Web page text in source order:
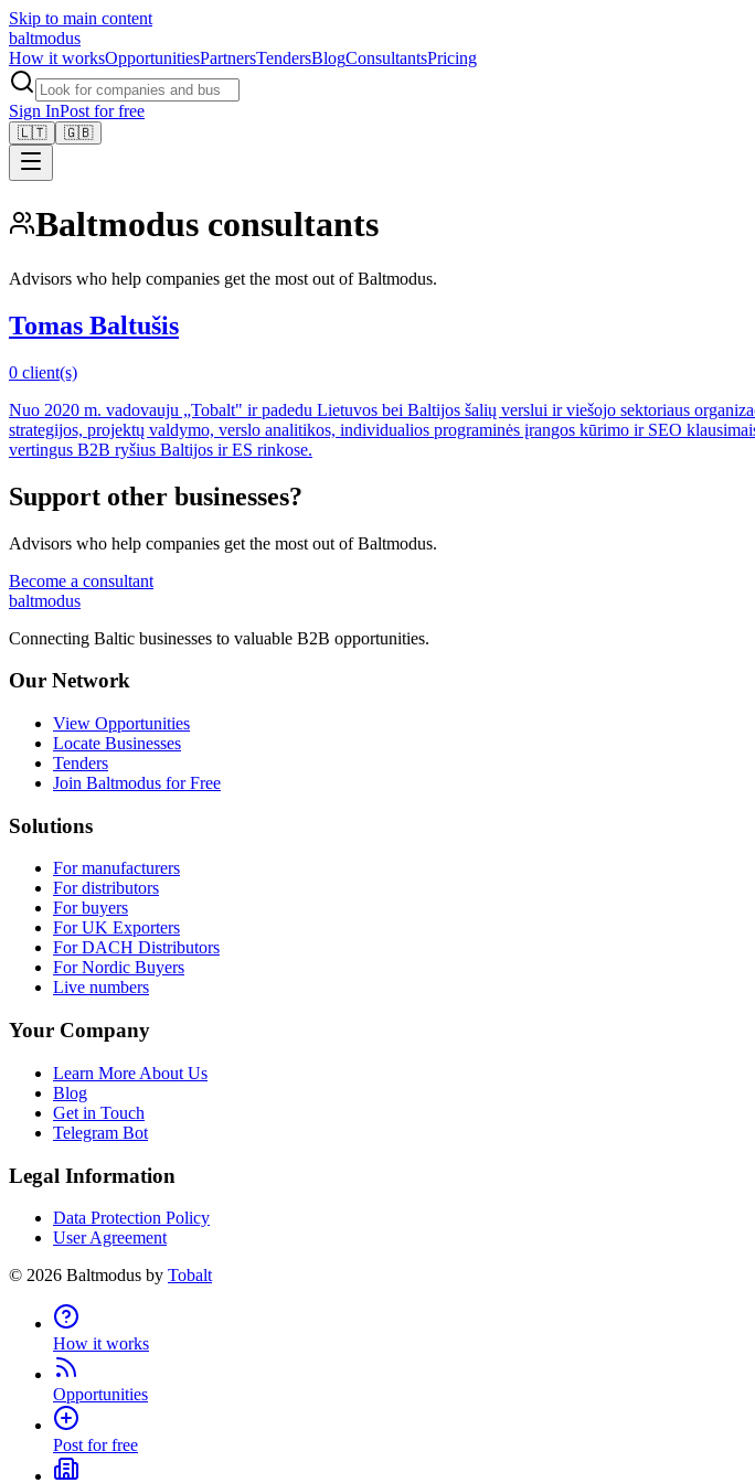
Skip to main content
baltmodus
How it worksOpportunitiesPartnersTendersBlogConsultantsPricing
Sign InPost for free
🇱🇹 🇬🇧
Baltmodus consultants
Advisors who help companies get the most out of Baltmodus.
Tomas Baltušis
0 client(s)
Nuo 2020 m. vadovauju „Tobalt" ir padedu Lietuvos bei Baltijos šalių verslui ir viešojo sektoriaus
strategijos, projektų valdymo, verslo analitikos, individualios programinės įrangos kūrimo ir SEO
vertingus B2B ryšius Baltijos ir ES rinkose.
Support other businesses?
Advisors who help companies get the most out of Baltmodus.
Become a consultant
baltmodus
Connecting Baltic businesses to valuable B2B opportunities.
Our Network
View Opportunities
Locate Businesses
Tenders
Join Baltmodus for Free
Solutions
For manufacturers
For distributors
For buyers
For UK Exporters
For DACH Distributors
For Nordic Buyers
Live numbers
Your Company
Learn More About Us
Blog
Get in Touch
Telegram Bot
Legal Information
Data Protection Policy
User Agreement
© 2026 Baltmodus by Tobalt
How it works
Opportunities
Post for free